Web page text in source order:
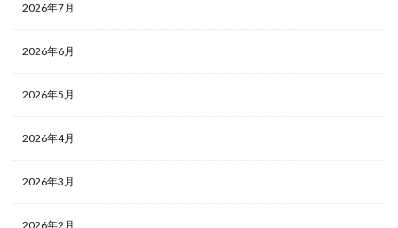
2026年7月
2026年6月
2026年5月
2026年4月
2026年3月
2026年2月